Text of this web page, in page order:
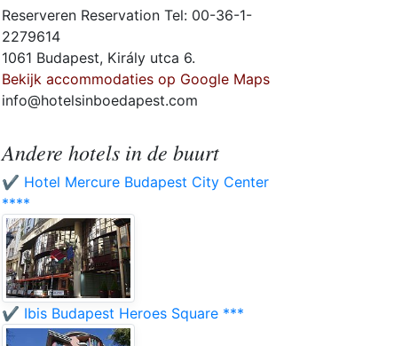
Reserveren Reservation Tel: 00-36-1-
2279614
1061 Budapest, Király utca 6.
Bekijk accommodaties op Google Maps
info@hotelsinboedapest.com
Andere hotels in de buurt
✔️ Hotel Mercure Budapest City Center
****
✔️ Ibis Budapest Heroes Square ***